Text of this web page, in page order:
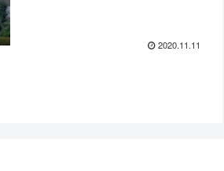
2020.11.11